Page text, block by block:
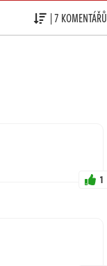
| 7 KOMENTÁŘŮ
1